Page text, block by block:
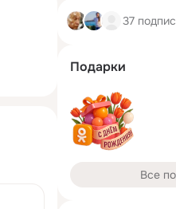
37
Подарки
Все